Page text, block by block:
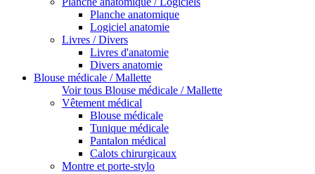
Planche anatomique
Logiciel anatomie
Livres / Divers
Livres d'anatomie
Divers anatomie
Blouse médicale / Mallette
Voir tous Blouse médicale / Mallette
Vêtement médical
Blouse médicale
Tunique médicale
Pantalon médical
Calots chirurgicaux
Montre et porte-stylo